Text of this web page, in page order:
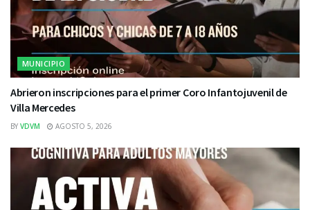
MUNICIPIO
Abrieron inscripciones para el primer Coro Infantojuvenil de
Villa Mercedes
BY VDVM AGOSTO 5, 2026